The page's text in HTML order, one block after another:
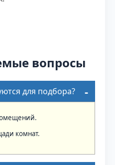
вопросы
для подбора?
комнат.